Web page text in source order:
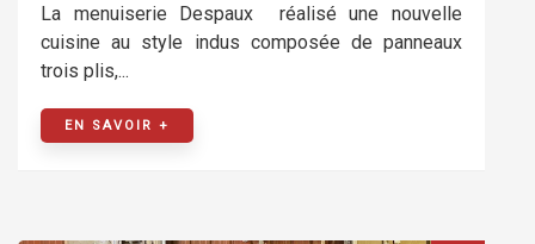
La menuiserie Despaux réalisé une nouvelle
cuisine au style indus composée de panneaux
trois plis,...
EN SAVOIR +